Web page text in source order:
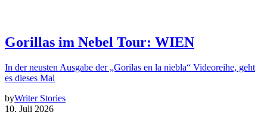
Gorillas im Nebel Tour: WIEN
In der neusten Ausgabe der „Gorilas en la niebla“ Videoreihe, geht
es dieses Mal
byWriter Stories
10. Juli 2026